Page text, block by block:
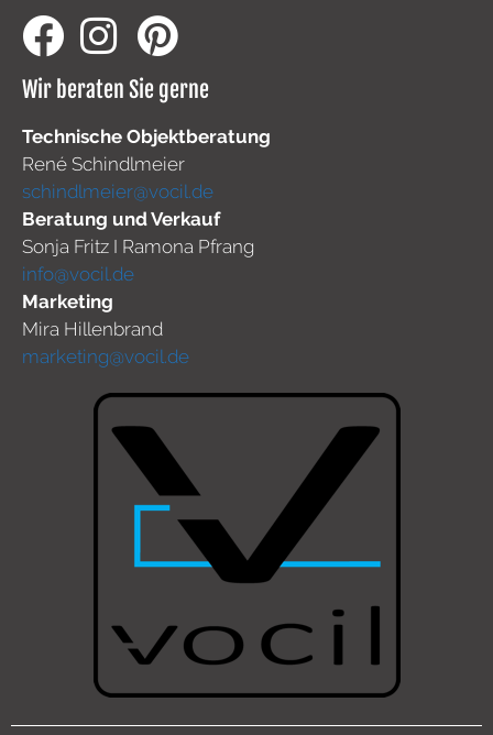
Wir beraten Sie gerne
Technische Objektberatung
René Schindlmeier
schindlmeier@vocil.de
Beratung und Verkauf
Sonja Fritz I Ramona Pfrang
info@vocil.de
Marketing
Mira Hillenbrand
marketing@vocil.de